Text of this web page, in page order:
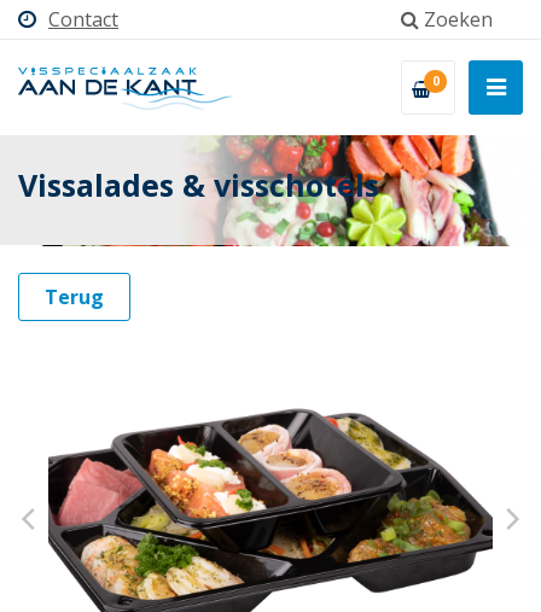
Contact Zoeken
0
Vissalades & visschotels
Terug